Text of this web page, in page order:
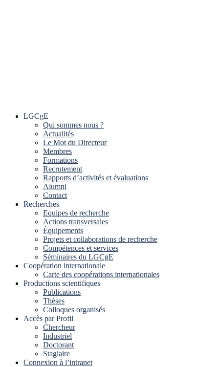
LGCgE
Qui sommes nous ?
Actualités
Le Mot du Directeur
Membres
Formations
Recrutement
Rapports d’activités et évaluations
Alumni
Contact
Recherches
Equipes de recherche
Actions transversales
Équipements
Projets et collaborations de recherche
Compétences et services
Séminaires du LGCgE
Coopération internationale
Carte des coopérations internationales
Productions scientifiques
Publications
Thèses
Colloques organisés
Accès par Profil
Chercheur
Industriel
Doctorant
Stagiaire
Connexion à l’intranet